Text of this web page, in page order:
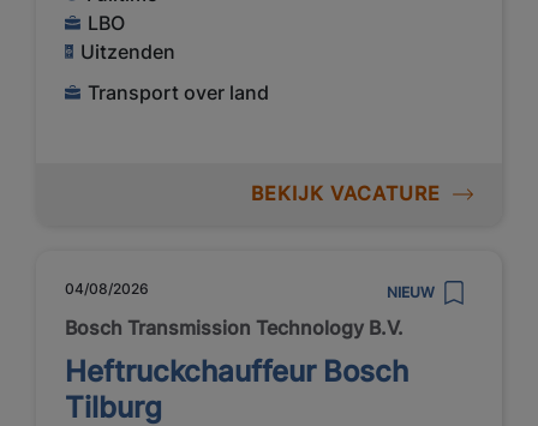
LBO
Uitzenden
Transport over land
BEKIJK VACATURE
04/08/2026 NIEUW
Bosch Transmission Technology B.V.
Heftruckchauffeur Bosch
Tilburg